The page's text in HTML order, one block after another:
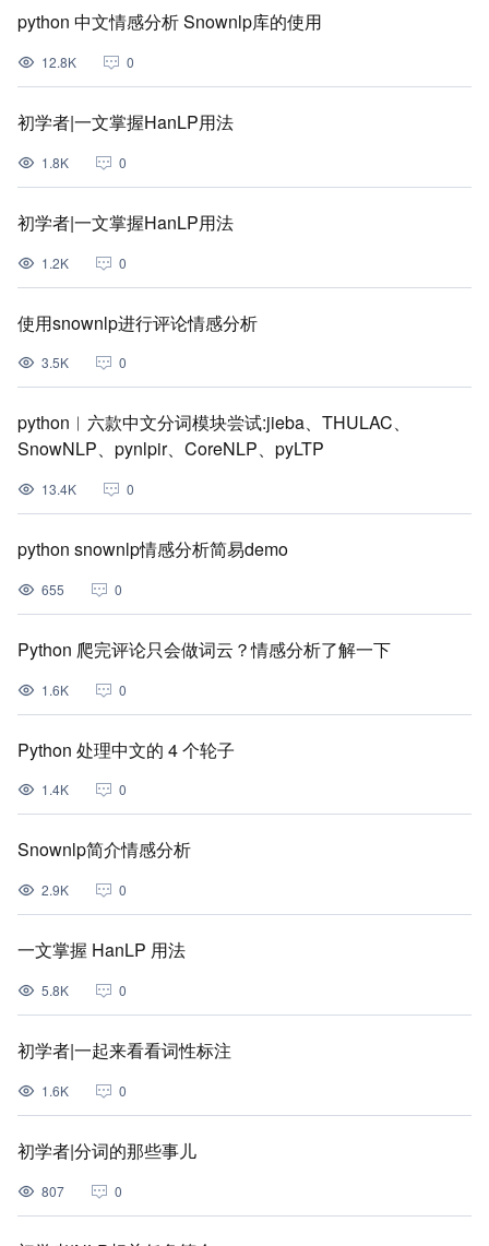
python 中文情感分析 Snownlp库的使用
12.8K 0
初学者|一文掌握HanLP用法
1.8K 0
初学者|一文掌握HanLP用法
1.2K 0
使用snownlp进行评论情感分析
3.5K 0
python︱六款中文分词模块尝试:jieba、THULAC、
SnowNLP、pynlpir、CoreNLP、pyLTP
13.4K 0
python snownlp情感分析简易demo
655 0
Python 爬完评论只会做词云？情感分析了解一下
1.6K 0
Python 处理中文的 4 个轮子
1.4K 0
Snownlp简介情感分析
2.9K 0
一文掌握 HanLP 用法
5.8K 0
初学者|一起来看看词性标注
1.6K 0
初学者|分词的那些事儿
807 0